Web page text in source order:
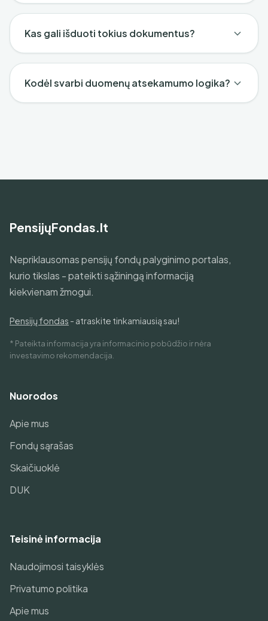
Kas gali išduoti tokius dokumentus?
Kodėl svarbi duomenų atsekamumo logika?
PensijųFondas.lt
Nepriklausomas pensijų fondų palyginimo portalas,
kurio tikslas - pateikti sąžiningą informaciją
kiekvienam žmogui.
Pensijų fondas - atraskite tinkamiausią sau!
* Pateikta informacija yra informacinio pobūdžio ir nėra
investavimo rekomendacija.
Nuorodos
Apie mus
Fondų sąrašas
Skaičiuoklė
DUK
Teisinė informacija
Naudojimosi taisyklės
Privatumo politika
Apie mus